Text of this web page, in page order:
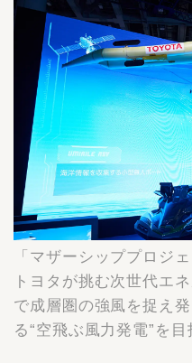
「マザーシッププロジェ
トヨタが挑む次世代エ
で成層圏の強風を捉え
る“空飛ぶ風力発電”を目